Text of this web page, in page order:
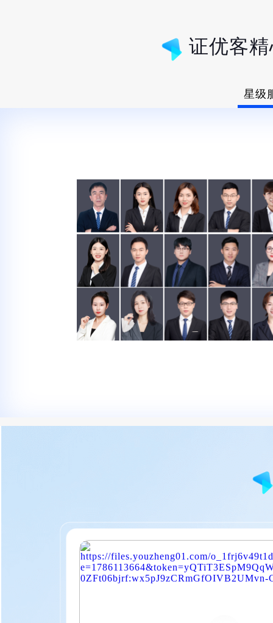
用方案。
周期 CMMI的办理周
因主任评估师每年的评估
评估师安排，范围在3-6个
证优客
星级